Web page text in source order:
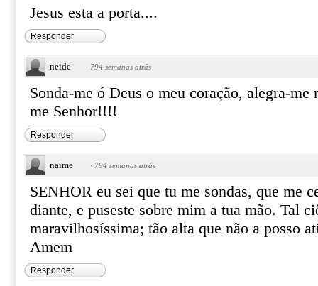
Jesus esta a porta....
Responder
neide · 794 semanas atrás
Sonda-me ó Deus o meu coração, alegra-me
me Senhor!!!!
Responder
naime · 794 semanas atrás
SENHOR eu sei que tu me sondas, que me
diante, e puseste sobre mim a tua mão. Tal
maravilhosíssima; tão alta que não a posso
Amem
Responder